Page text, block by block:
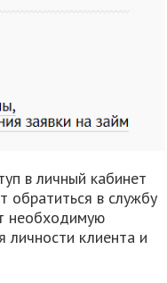
в личный кабинет
обратиться в службу
необходимую
клиента и